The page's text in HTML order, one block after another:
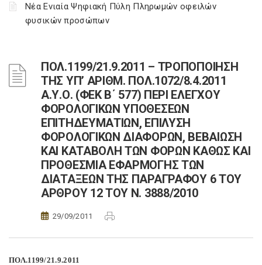
Νέα Ενιαία Ψηφιακή Πύλη Πληρωμών οφειλών
φυσικών προσώπων
ΠΟΛ.1199/21.9.2011 – ΤΡΟΠΟΠΟΙΗΣΗ
ΤΗΣ ΥΠ’ ΑΡΙΘΜ. ΠΟΛ.1072/8.4.2011
Α.Υ.Ο. (ΦΕΚ Β΄ 577) ΠΕΡΙ ΕΛΕΓΧΟΥ
ΦΟΡΟΛΟΓΙΚΩΝ ΥΠΟΘΕΣΕΩΝ
ΕΠΙΤΗΔΕΥΜΑΤΙΩΝ, ΕΠΙΛΥΣΗ
ΦΟΡΟΛΟΓΙΚΩΝ ΔΙΑΦΟΡΩΝ, ΒΕΒΑΙΩΣΗ
ΚΑΙ ΚΑΤΑΒΟΛΗ ΤΩΝ ΦΟΡΩΝ ΚΑΘΩΣ ΚΑΙ
ΠΡΟΘΕΣΜΙΑ ΕΦΑΡΜΟΓΗΣ ΤΩΝ
ΔΙΑΤΑΞΕΩΝ ΤΗΣ ΠΑΡΑΓΡΑΦΟΥ 6 ΤΟΥ
ΑΡΘΡΟΥ 12 ΤΟΥ Ν. 3888/2010
29/09/2011
ΠΟΛ.1199/21.9.2011